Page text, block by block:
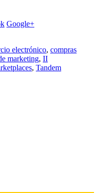
Google+
electrónico, compras
marketing, II
, Tandem